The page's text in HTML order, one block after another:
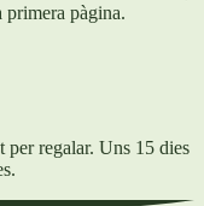
primera pàgina.
per regalar. Uns 15 dies